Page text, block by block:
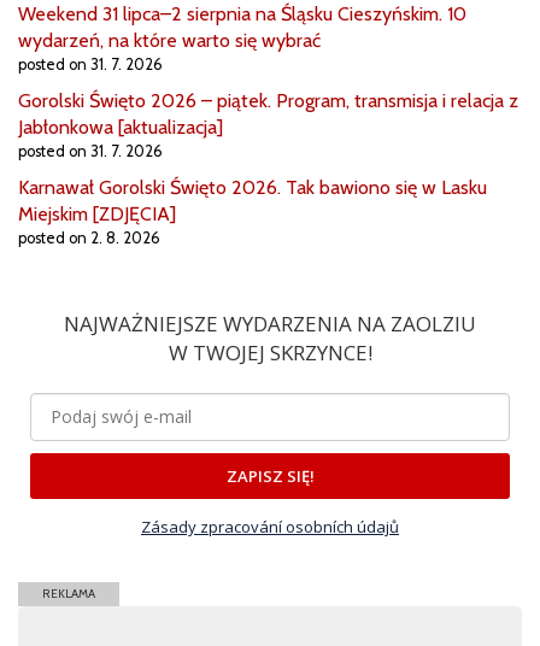
Weekend 31 lipca–2 sierpnia na Śląsku Cieszyńskim. 10
wydarzeń, na które warto się wybrać
posted on 31. 7. 2026
Gorolski Święto 2026 – piątek. Program, transmisja i relacja z
Jabłonkowa [aktualizacja]
posted on 31. 7. 2026
Karnawał Gorolski Święto 2026. Tak bawiono się w Lasku
Miejskim [ZDJĘCIA]
posted on 2. 8. 2026
NAJWAŻNIEJSZE WYDARZENIA NA ZAOLZIU
W TWOJEJ SKRZYNCE!
ZAPISZ SIĘ!
Zásady zpracování osobních údajů
REKLAMA